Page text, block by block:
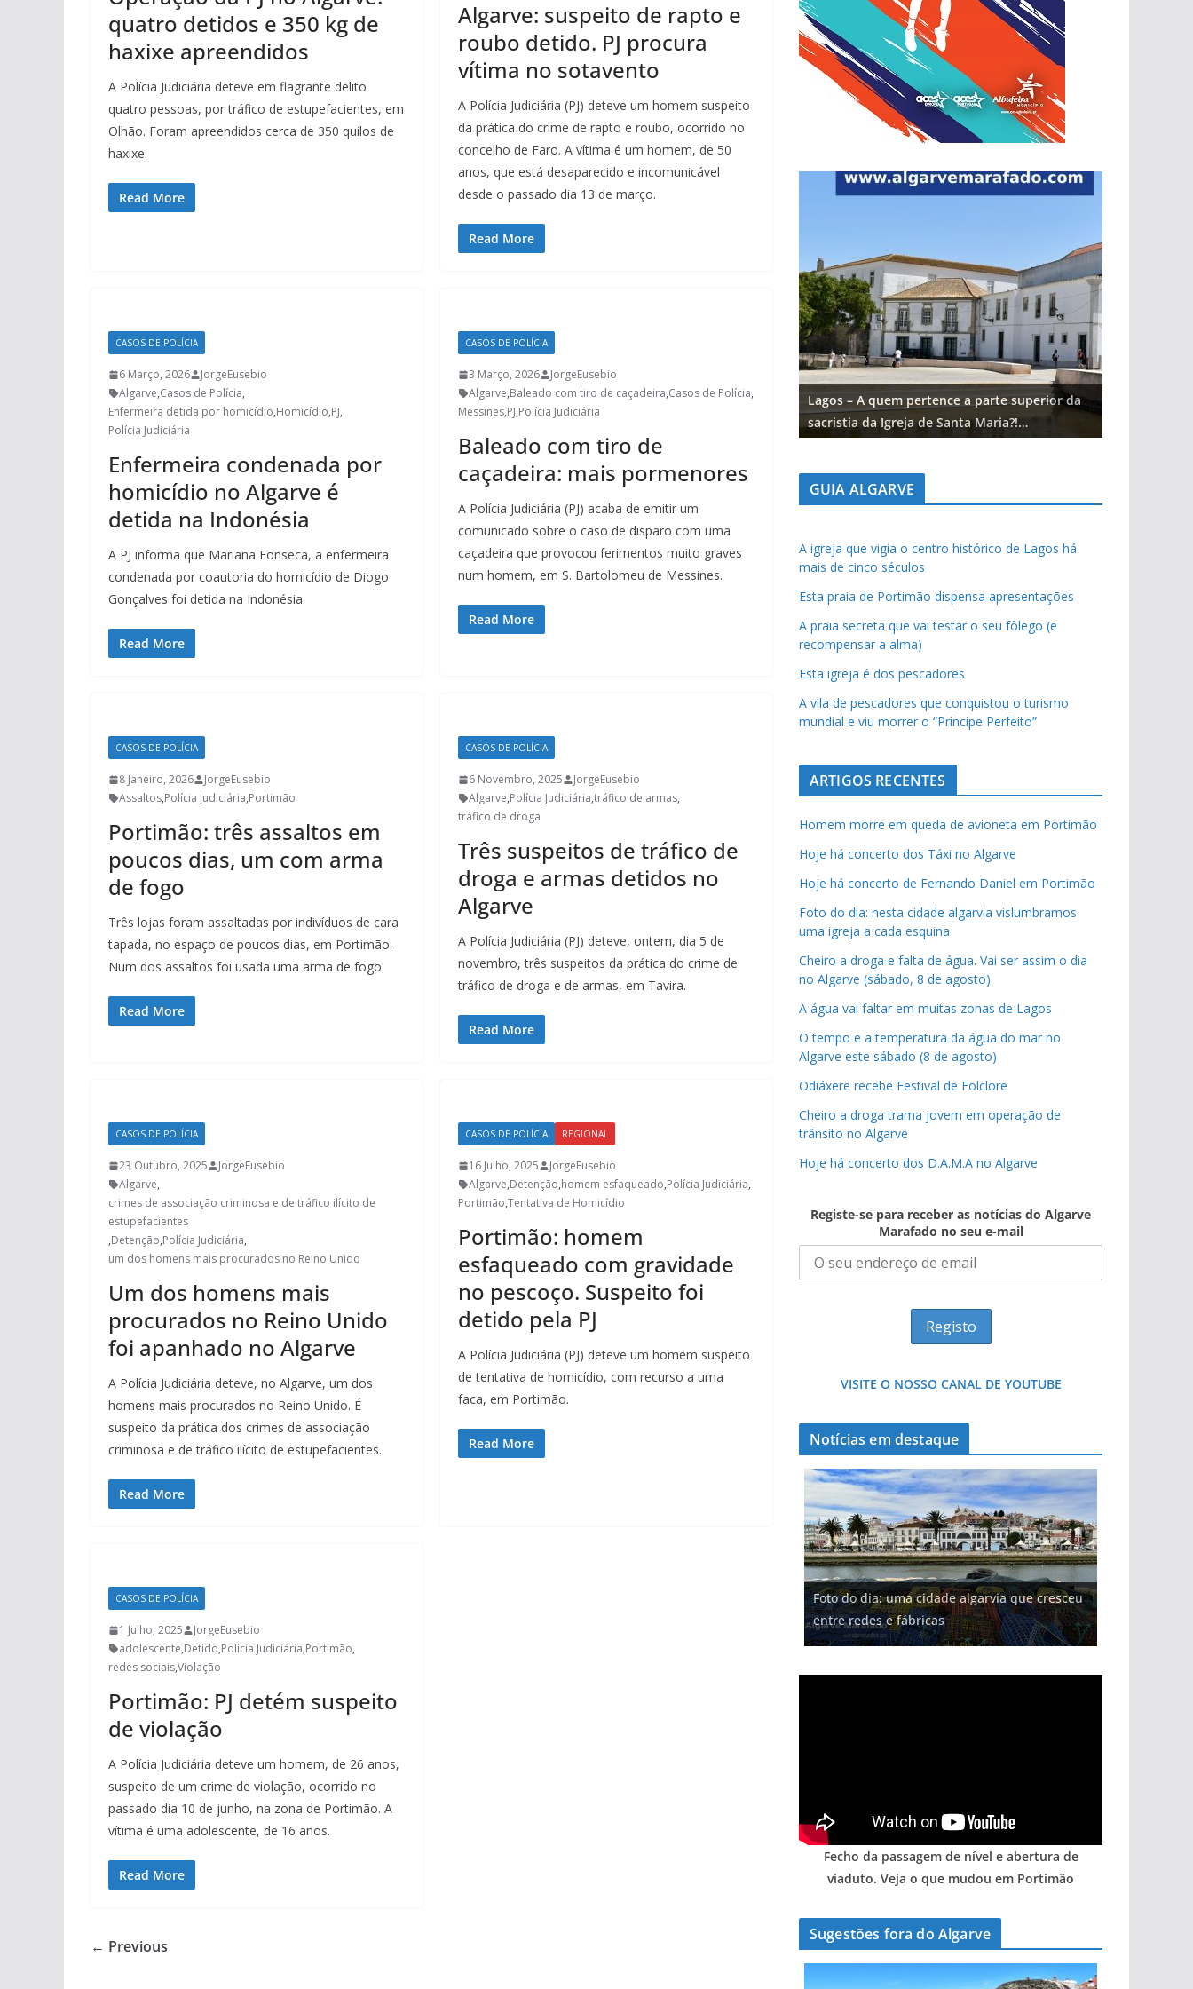
quatro detidos e 350 kg de
haxixe apreendidos
A Polícia Judiciária deteve em flagrante delito
quatro pessoas, por tráfico de estupefacientes, em
Olhão. Foram apreendidos cerca de 350 quilos de
haxixe.
Read More
Algarve: suspeito de rapto e
roubo detido. PJ procura
vítima no sotavento
A Polícia Judiciária (PJ) deteve um homem suspeito
da prática do crime de rapto e roubo, ocorrido no
concelho de Faro. A vítima é um homem, de 50
anos, que está desaparecido e incomunicável
desde o passado dia 13 de março.
Read More
CASOS DE POLÍCIA
6 Março, 2026
JorgeEusebio
Algarve,Casos de Polícia,
Enfermeira detida por homicídio,Homicídio,PJ,
Polícia Judiciária
Enfermeira condenada por
homicídio no Algarve é
detida na Indonésia
A PJ informa que Mariana Fonseca, a enfermeira
condenada por coautoria do homicídio de Diogo
Gonçalves foi detida na Indonésia.
Read More
CASOS DE POLÍCIA
3 Março, 2026
JorgeEusebio
Algarve,Baleado com tiro de caçadeira,Casos de Polícia,
Messines,PJ,Polícia Judiciária
Baleado com tiro de
caçadeira: mais pormenores
A Polícia Judiciária (PJ) acaba de emitir um
comunicado sobre o caso de disparo com uma
caçadeira que provocou ferimentos muito graves
num homem, em S. Bartolomeu de Messines.
Read More
CASOS DE POLÍCIA
8 Janeiro, 2026
JorgeEusebio
Assaltos,Polícia Judiciária,Portimão
Portimão: três assaltos em
poucos dias, um com arma
de fogo
Três lojas foram assaltadas por indivíduos de cara
tapada, no espaço de poucos dias, em Portimão.
Num dos assaltos foi usada uma arma de fogo.
Read More
CASOS DE POLÍCIA
6 Novembro, 2025
JorgeEusebio
Algarve,Polícia Judiciária,tráfico de armas,
tráfico de droga
Três suspeitos de tráfico de
droga e armas detidos no
Algarve
A Polícia Judiciária (PJ) deteve, ontem, dia 5 de
novembro, três suspeitos da prática do crime de
tráfico de droga e de armas, em Tavira.
Read More
CASOS DE POLÍCIA
23 Outubro, 2025
JorgeEusebio
Algarve,
crimes de associação criminosa e de tráfico ilícito de
estupefacientes
,Detenção,Polícia Judiciária,
um dos homens mais procurados no Reino Unido
Um dos homens mais
procurados no Reino Unido
foi apanhado no Algarve
A Polícia Judiciária deteve, no Algarve, um dos
homens mais procurados no Reino Unido. É
suspeito da prática dos crimes de associação
criminosa e de tráfico ilícito de estupefacientes.
Read More
CASOS DE POLÍCIA REGIONAL
16 Julho, 2025
JorgeEusebio
Algarve,Detenção,homem esfaqueado,Polícia Judiciária,
Portimão,Tentativa de Homicídio
Portimão: homem
esfaqueado com gravidade
no pescoço. Suspeito foi
detido pela PJ
A Polícia Judiciária (PJ) deteve um homem suspeito
de tentativa de homicídio, com recurso a uma
faca, em Portimão.
Read More
CASOS DE POLÍCIA
1 Julho, 2025
JorgeEusebio
adolescente,Detido,Polícia Judiciária,Portimão,
redes sociais,Violação
Portimão: PJ detém suspeito
de violação
A Polícia Judiciária deteve um homem, de 26 anos,
suspeito de um crime de violação, ocorrido no
passado dia 10 de junho, na zona de Portimão. A
vítima é uma adolescente, de 16 anos.
Read More
← Previous
Lagos – A quem pertence a parte superior da
sacristia da Igreja de Santa Maria?!…
Lagos – A quem pertence a parte superior da
sacristia da Igreja de Santa Maria?!…
GUIA ALGARVE
A igreja que vigia o centro histórico de Lagos há
mais de cinco séculos
Esta praia de Portimão dispensa apresentações
A praia secreta que vai testar o seu fôlego (e
recompensar a alma)
Esta igreja é dos pescadores
A vila de pescadores que conquistou o turismo
mundial e viu morrer o “Príncipe Perfeito”
ARTIGOS RECENTES
Homem morre em queda de avioneta em Portimão
Hoje há concerto dos Táxi no Algarve
Hoje há concerto de Fernando Daniel em Portimão
Foto do dia: nesta cidade algarvia vislumbramos
uma igreja a cada esquina
Cheiro a droga e falta de água. Vai ser assim o dia
no Algarve (sábado, 8 de agosto)
A água vai faltar em muitas zonas de Lagos
O tempo e a temperatura da água do mar no
Algarve este sábado (8 de agosto)
Odiáxere recebe Festival de Folclore
Cheiro a droga trama jovem em operação de
trânsito no Algarve
Hoje há concerto dos D.A.M.A no Algarve
Registe-se para receber as notícias do Algarve
Marafado no seu e-mail
VISITE O NOSSO CANAL DE YOUTUBE
Notícias em destaque
Foto do dia: uma cidade algarvia que cresceu
entre redes e fábricas
Tapas do mar a 3 euros cada. Nova rota
gastronómica nasce no Algarve
Milagre da água. Fontes emblemáticas do
Algarve voltam a ter vida (com vídeo)
Projeto milionário: investimento de 108
milhões de euros na construção de dois
hotéis (com vídeo)
Tempestades roubam areia de praias e põem
arribas em risco no Algarve (com vídeo)
Fecho da passagem de nível e abertura de
viaduto. Veja o que mudou em Portimão
Sugestões fora do Algarve